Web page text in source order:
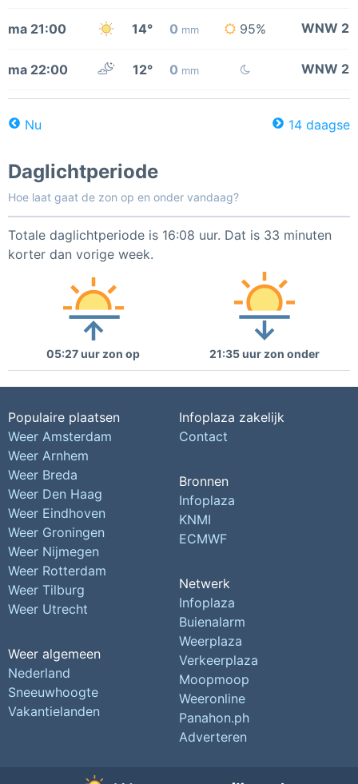
ma 21:00 14° 0 mm 95% WNW 2
ma 22:00 12° 0 mm WNW 2
Nu 14 daagse
Daglichtperiode
Hoe laat gaat de zon op en onder vandaag?
Totale daglichtperiode is 16:08 uur. Dat is 33 minuten
korter dan vorige week.
05:27 uur zon op 21:35 uur zon onder
Populaire plaatsen
Weer Amsterdam
Weer Arnhem
Weer Breda
Weer Den Haag
Weer Eindhoven
Weer Groningen
Weer Nijmegen
Weer Rotterdam
Weer Tilburg
Weer Utrecht
Weer algemeen
Nederland
Sneeuwhoogte
Vakantielanden
Infoplaza zakelijk
Contact
Bronnen
Infoplaza
KNMI
ECMWF
Netwerk
Infoplaza
Buienalarm
Weerplaza
Verkeerplaza
Moopmoop
Weeronline
Panahon.ph
Adverteren